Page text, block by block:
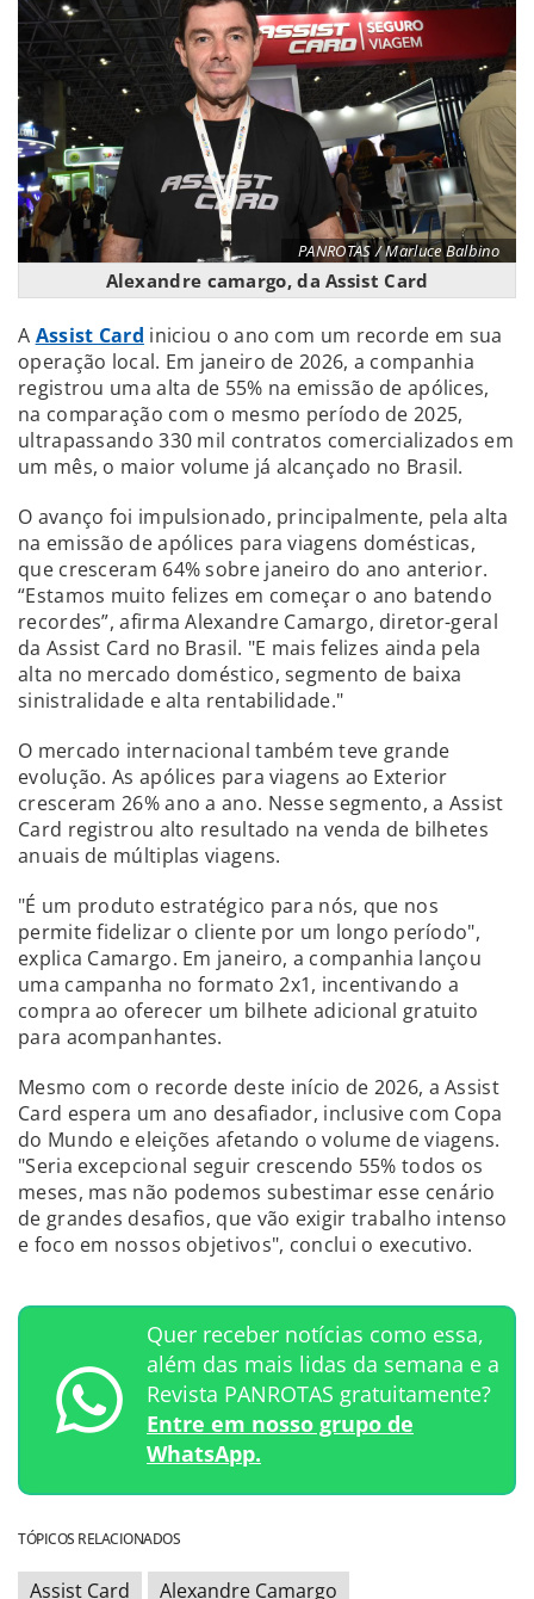
PANROTAS / Marluce Balbino
Alexandre camargo, da Assist Card
A Assist Card iniciou o ano com um recorde em sua
operação local. Em janeiro de 2026, a companhia
registrou uma alta de 55% na emissão de apólices,
na comparação com o mesmo período de 2025,
ultrapassando 330 mil contratos comercializados em
um mês, o maior volume já alcançado no Brasil.
O avanço foi impulsionado, principalmente, pela alta
na emissão de apólices para viagens domésticas,
que cresceram 64% sobre janeiro do ano anterior.
“Estamos muito felizes em começar o ano batendo
recordes”, afirma Alexandre Camargo, diretor-geral
da Assist Card no Brasil. "E mais felizes ainda pela
alta no mercado doméstico, segmento de baixa
sinistralidade e alta rentabilidade."
O mercado internacional também teve grande
evolução. As apólices para viagens ao Exterior
cresceram 26% ano a ano. Nesse segmento, a Assist
Card registrou alto resultado na venda de bilhetes
anuais de múltiplas viagens.
"É um produto estratégico para nós, que nos
permite fidelizar o cliente por um longo período",
explica Camargo. Em janeiro, a companhia lançou
uma campanha no formato 2x1, incentivando a
compra ao oferecer um bilhete adicional gratuito
para acompanhantes.
Mesmo com o recorde deste início de 2026, a Assist
Card espera um ano desafiador, inclusive com Copa
do Mundo e eleições afetando o volume de viagens.
"Seria excepcional seguir crescendo 55% todos os
meses, mas não podemos subestimar esse cenário
de grandes desafios, que vão exigir trabalho intenso
e foco em nossos objetivos", conclui o executivo.
Quer receber notícias como essa,
além das mais lidas da semana e a
Revista PANROTAS gratuitamente?
Entre em nosso grupo de
WhatsApp.
TÓPICOS RELACIONADOS
Assist Card Alexandre Camargo